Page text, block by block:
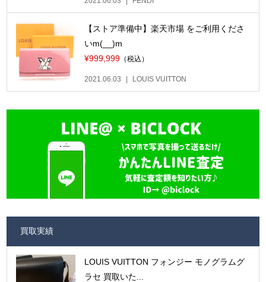
【ストア準備中】楽天市場 をご利用くださ
いm(__)m
¥999,999 （税込）
2021.06.03 LOUIS VUITTON
買取実績
LOUIS VUITTON フォンジー モノグラムグ
ラセ 買取いた...